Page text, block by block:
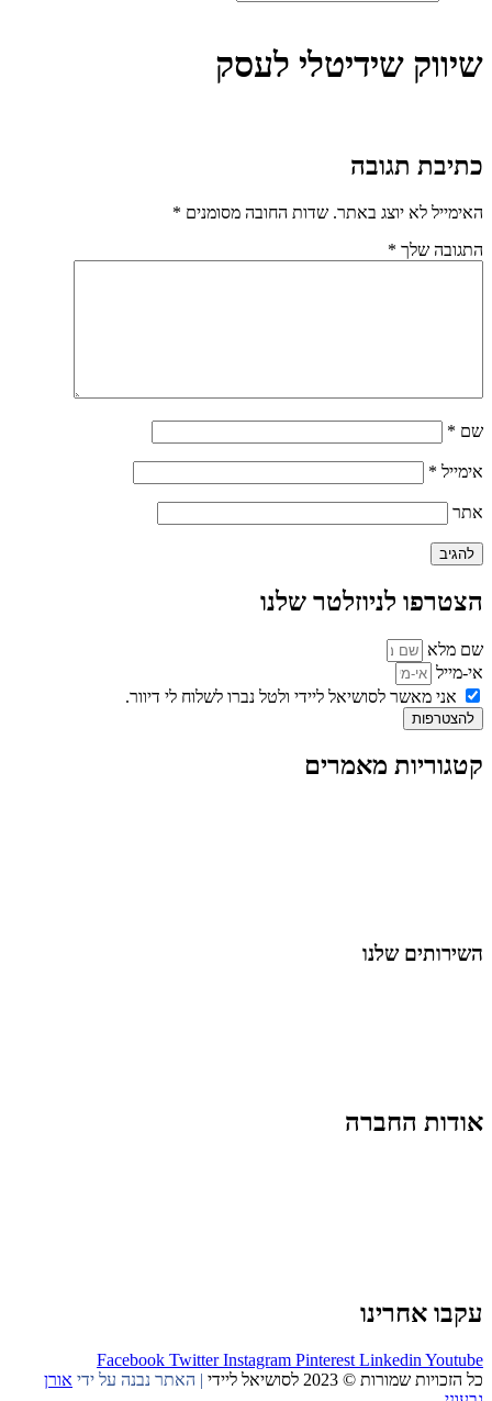
שיווק שידיטלי לעסק
כתיבת תגובה
האימייל לא יוצג באתר. שדות החובה מסומנים *
התגובה שלך *
שם *
אימייל *
אתר
הצטרפו לניוזלטר שלנו
שם מלא
אי-מייל
אני מאשר לסושיאל ליידי ולטל נברו לשלוח לי דיוור.
להצטרפות
קטגוריות מאמרים
השירותים שלנו
אודות החברה
עקבו אחרינו
Facebook Twitter Instagram Pinterest Linkedin Youtube
כל הזכויות שמורות © 2023 לסושיאל ליידי
| האתר נבנה על ידי אורן